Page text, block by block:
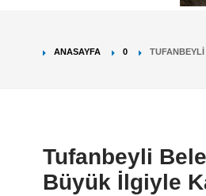
ANASAYFA 0
Tufanbeyli
Büyük İlgiyle